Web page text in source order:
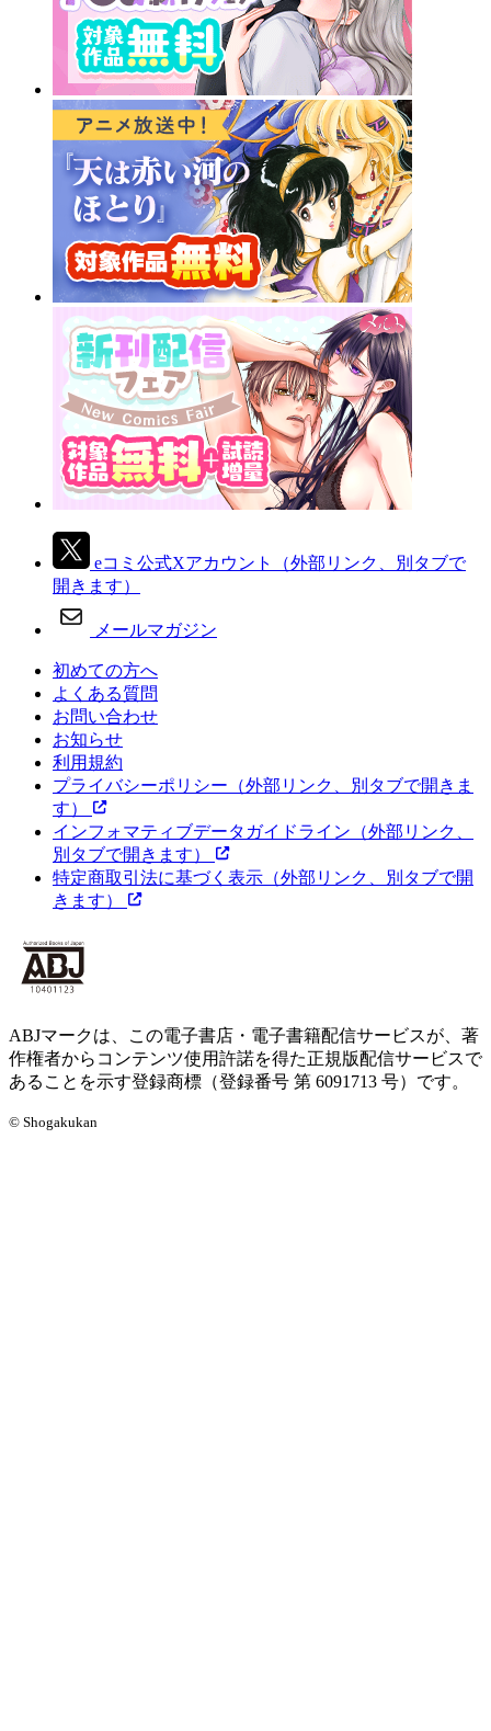
eコミ公式Xアカウント
（外部リンク、別タブで
開きます）
メールマガジン
初めての方へ
よくある質問
お問い合わせ
お知らせ
利用規約
プライバシーポリシー （外部リンク、別タブで開きま
す）
インフォマティブデータガイドライン （外部リンク、
別タブで開きます）
特定商取引法に基づく表示 （外部リンク、別タブで開
きます）
ABJマークは、この電子書店・電子書籍配信サービスが、著
作権者からコンテンツ使用許諾を得た正規版配信サービスで
あることを示す登録商標（登録番号 第 6091713 号）です。
© Shogakukan